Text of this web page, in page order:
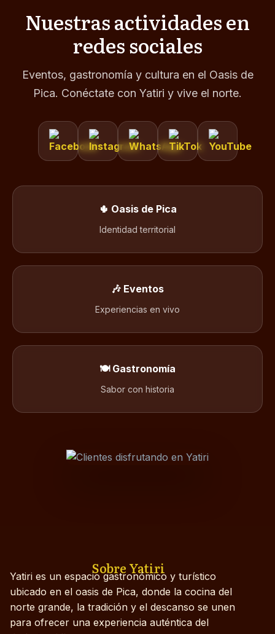
Nuestras actividades en
redes sociales
Eventos, gastronomía y cultura en el Oasis de
Pica. Conéctate con Yatiri y vive el norte.
🌵 Oasis de Pica
Identidad territorial
🎶 Eventos
Experiencias en vivo
🍽️ Gastronomía
Sabor con historia
Sobre Yatiri
Yatiri es un espacio gastronómico y turístico
ubicado en el oasis de Pica, donde la cocina del
norte grande, la tradición y el descanso se unen
para ofrecer una experiencia auténtica del